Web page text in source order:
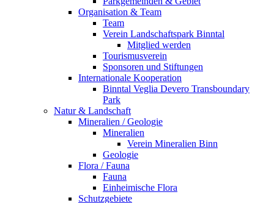
Organisation & Team
Team
Verein Landschaftspark Binntal
Mitglied werden
Tourismusverein
Sponsoren und Stiftungen
Internationale Kooperation
Binntal Veglia Devero Transboundary
Park
Natur & Landschaft
Mineralien / Geologie
Mineralien
Verein Mineralien Binn
Geologie
Flora / Fauna
Fauna
Einheimische Flora
Schutzgebiete